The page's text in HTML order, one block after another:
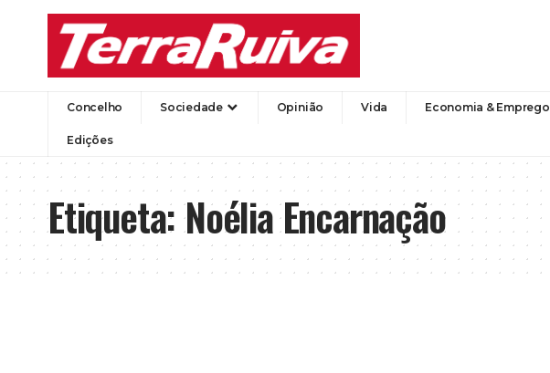
Concelho Sociedade Opinião Vida Economia & Emprego
Edições
Etiqueta:Noélia Encarnação